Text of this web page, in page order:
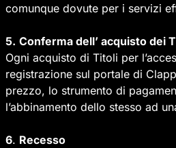
comunque dovute per i servizi
5. Conferma dell’ acquisto dei
Ogni acquisto di Titoli per
registrazione sul portale di
prezzo, lo strumento di
l’abbinamento dello stesso ad
6. Recesso